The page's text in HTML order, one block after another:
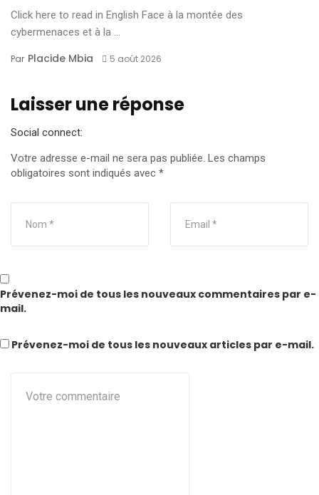
Click here to read in English Face à la montée des
cybermenaces et à la ...
Par Placide Mbia 5 août 2026
Laisser une réponse
Social connect:
Votre adresse e-mail ne sera pas publiée. Les champs
obligatoires sont indiqués avec *
Prévenez-moi de tous les nouveaux commentaires par e-
mail.
Prévenez-moi de tous les nouveaux articles par e-mail.